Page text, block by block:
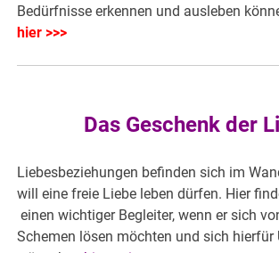
Bedürfnisse erkennen und ausleben
hier >>>
Das Geschenk der
Liebesbeziehungen befinden sich im
will eine freie Liebe leben dürfen. Hier
einen wichtiger Begleiter, wenn er sich
Schemen lösen möchten und sich hierfür